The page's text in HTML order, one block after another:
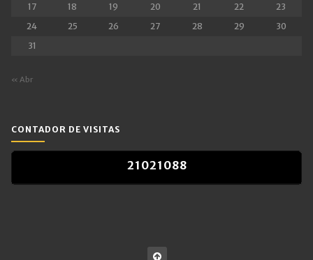
17
18 19 20 21 22
23
24
25 26 27 28 29
30
31
« Abr
CONTADOR DE VISITAS
21 021 088